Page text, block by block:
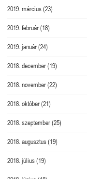
2019. március(23)
2019. február(18)
2019. január(24)
2018. december(19)
2018. november(22)
2018. október(21)
2018. szeptember(25)
2018. augusztus(19)
2018. július(19)